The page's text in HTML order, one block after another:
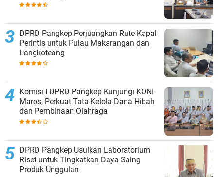
DPRD Pangkep Perjuangkan Rute Kapal
Perintis untuk Pulau Makarangan dan
Langkoteang
Komisi I DPRD Pangkep Kunjungi KONI
Maros, Perkuat Tata Kelola Dana Hibah
dan Pembinaan Olahraga
DPRD Pangkep Usulkan Laboratorium
Riset untuk Tingkatkan Daya Saing
Produk Unggulan